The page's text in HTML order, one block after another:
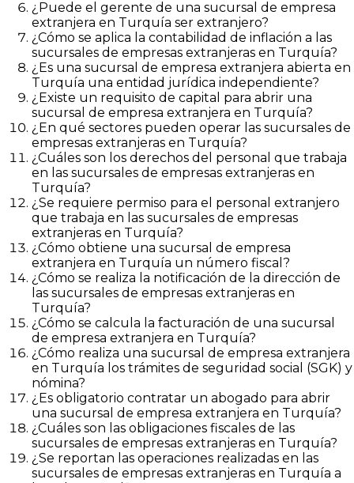
¿Puede el gerente de una sucursal de empresa
extranjera en Turquía ser extranjero?
¿Cómo se aplica la contabilidad de inflación a las
sucursales de empresas extranjeras en Turquía?
¿Es una sucursal de empresa extranjera abierta en
Turquía una entidad jurídica independiente?
¿Existe un requisito de capital para abrir una
sucursal de empresa extranjera en Turquía?
¿En qué sectores pueden operar las sucursales de
empresas extranjeras en Turquía?
¿Cuáles son los derechos del personal que trabaja
en las sucursales de empresas extranjeras en
Turquía?
¿Se requiere permiso para el personal extranjero
que trabaja en las sucursales de empresas
extranjeras en Turquía?
¿Cómo obtiene una sucursal de empresa
extranjera en Turquía un número fiscal?
¿Cómo se realiza la notificación de la dirección de
las sucursales de empresas extranjeras en
Turquía?
¿Cómo se calcula la facturación de una sucursal
de empresa extranjera en Turquía?
¿Cómo realiza una sucursal de empresa extranjera
en Turquía los trámites de seguridad social (SGK) y
nómina?
¿Es obligatorio contratar un abogado para abrir
una sucursal de empresa extranjera en Turquía?
¿Cuáles son las obligaciones fiscales de las
sucursales de empresas extranjeras en Turquía?
¿Se reportan las operaciones realizadas en las
sucursales de empresas extranjeras en Turquía a